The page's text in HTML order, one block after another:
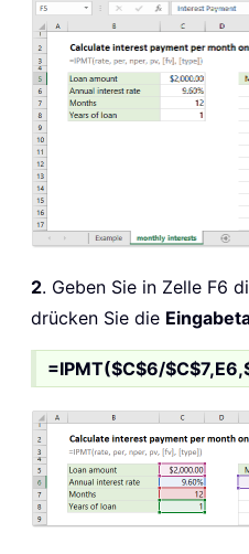
2. Geben Sie in Zelle F6
drücken Sie die
=IPMT($C$6/